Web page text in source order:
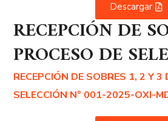
Descargar
RECEPCIÓN DE
PROCESO DE
RECEPCIÓN DE SOBRES 1, 2 Y 3
SELECCIÓN N° 001-2025-OXI-